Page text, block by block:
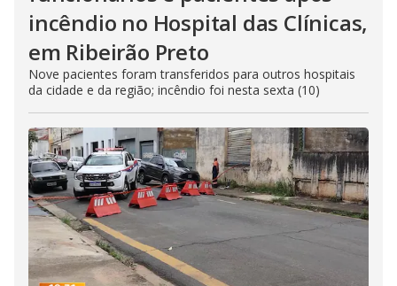
incêndio no Hospital das Clínicas,
em Ribeirão Preto
Nove pacientes foram transferidos para outros hospitais
da cidade e da região; incêndio foi nesta sexta (10)